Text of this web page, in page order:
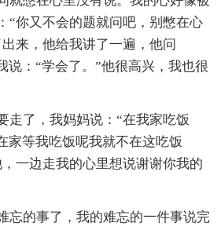
“你又不会的题就问吧，别憋在心
来，他给我讲了一遍，他问
说：“学会了。”他很高兴，我也很
走了，我妈妈说：“在我家吃饭
家等我吃饭呢我就不在这吃饭
一边走我的心里想说谢谢你我的
忘的事了，我的难忘的一件事说完